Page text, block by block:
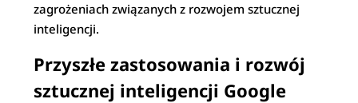
zagrożeniach związanych z rozwojem sztucznej
inteligencji.
Przyszłe zastosowania i rozwój
sztucznej inteligencji Google